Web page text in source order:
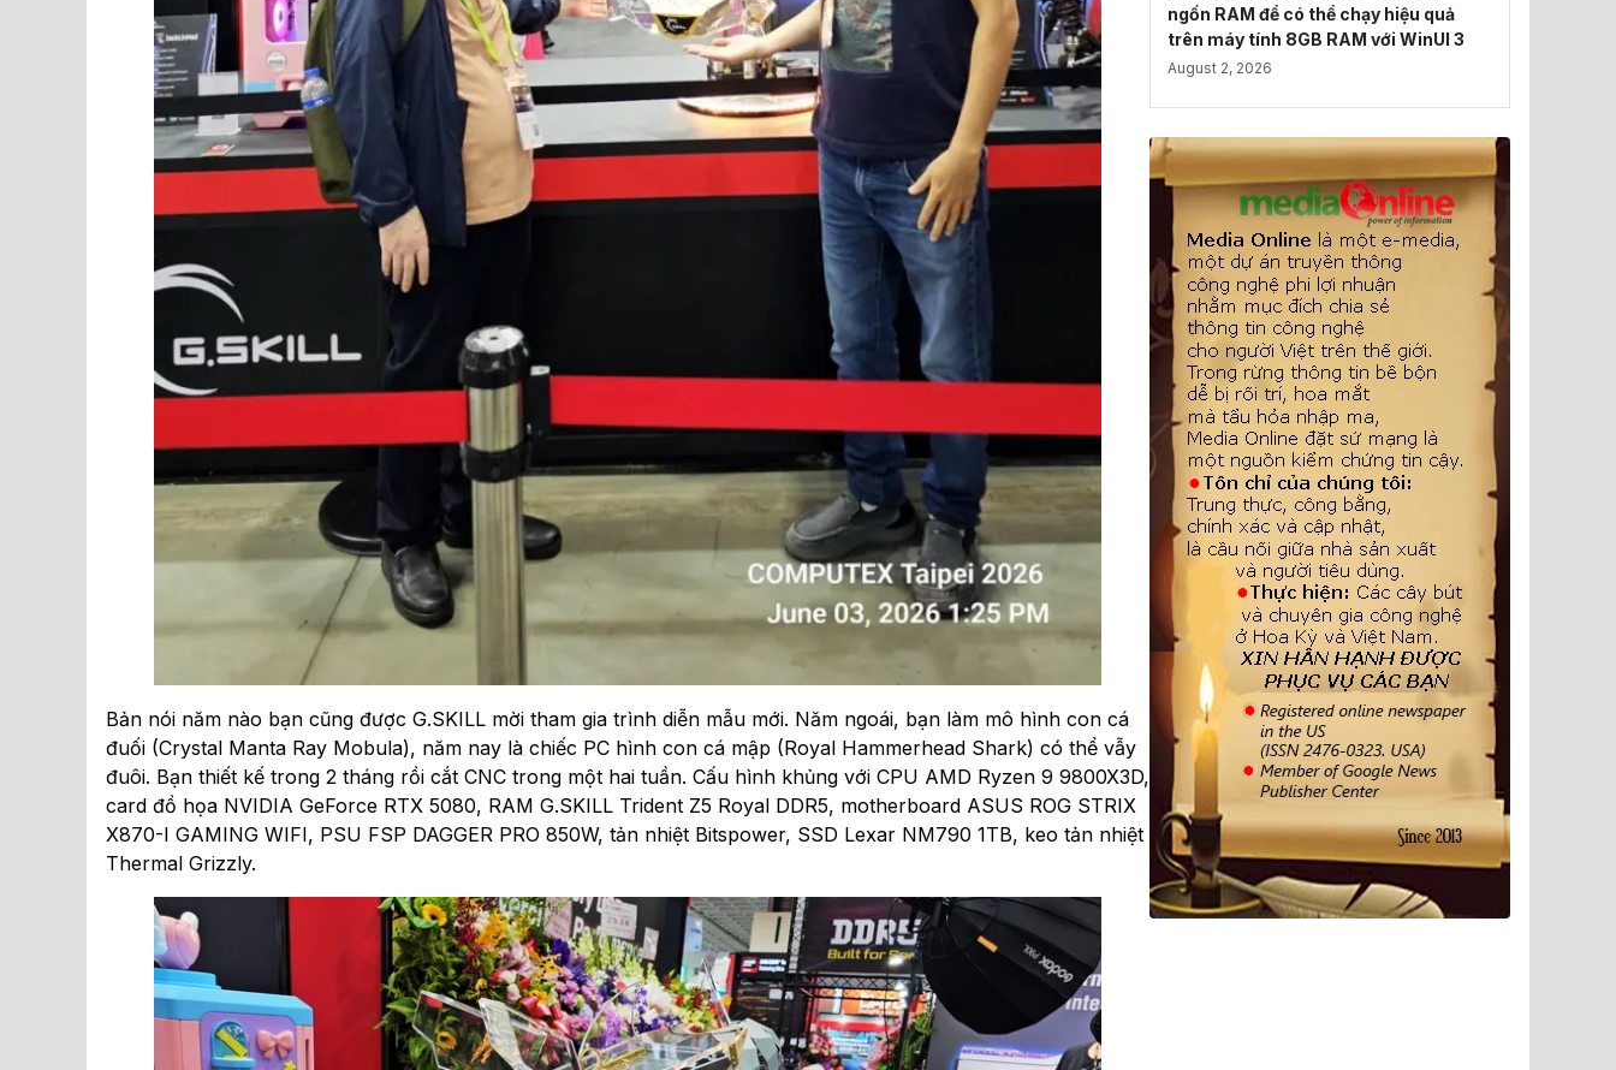
Bản nói năm nào bạn cũng được G.SKILL mời tham gia trình diễn mẫu mới. Năm ngoái, bạn làm mô hình con cá
đuối (Crystal Manta Ray Mobula), năm nay là chiếc PC hình con cá mập (Royal Hammerhead Shark) có thể vẫy
đuôi. Bạn thiết kế trong 2 tháng rồi cắt CNC trong một hai tuần. Cấu hình khủng với CPU AMD Ryzen 9 9800X3D,
card đồ họa NVIDIA GeForce RTX 5080, RAM G.SKILL Trident Z5 Royal DDR5, motherboard ASUS ROG STRIX
X870-I GAMING WIFI, PSU FSP DAGGER PRO 850W, tản nhiệt Bitspower, SSD Lexar NM790 1TB, keo tản nhiệt
Thermal Grizzly.
ngốn RAM để có thể chạy hiệu quả
trên máy tính 8GB RAM với WinUI 3
August 2, 2026